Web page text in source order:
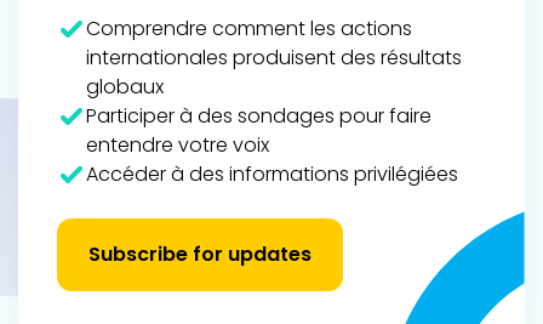
Comprendre comment les actions
internationales produisent des résultats
globaux
Participer à des sondages pour faire
entendre votre voix
Accéder à des informations privilégiées
Subscribe for updates